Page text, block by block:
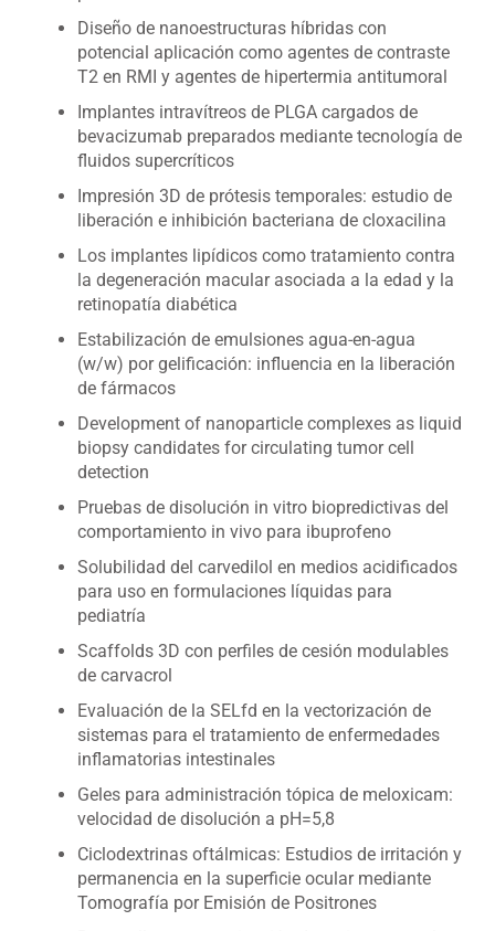
Diseño de nanoestructuras híbridas con
potencial aplicación como agentes de contraste
T2 en RMI y agentes de hipertermia antitumoral
Implantes intravítreos de PLGA cargados de
bevacizumab preparados mediante tecnología de
fluidos supercríticos
Impresión 3D de prótesis temporales: estudio de
liberación e inhibición bacteriana de cloxacilina
Los implantes lipídicos como tratamiento contra
la degeneración macular asociada a la edad y la
retinopatía diabética
Estabilización de emulsiones agua-en-agua
(w/w) por gelificación: influencia en la liberación
de fármacos
Development of nanoparticle complexes as liquid
biopsy candidates for circulating tumor cell
detection
Pruebas de disolución in vitro biopredictivas del
comportamiento in vivo para ibuprofeno
Solubilidad del carvedilol en medios acidificados
para uso en formulaciones líquidas para
pediatría
Scaffolds 3D con perfiles de cesión modulables
de carvacrol
Evaluación de la SELfd en la vectorización de
sistemas para el tratamiento de enfermedades
inflamatorias intestinales
Geles para administración tópica de meloxicam:
velocidad de disolución a pH=5,8
Ciclodextrinas oftálmicas: Estudios de irritación y
permanencia en la superficie ocular mediante
Tomografía por Emisión de Positrones